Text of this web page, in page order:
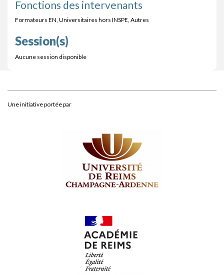
Fonctions des intervenants
Formateurs EN, Universitaires hors INSPE, Autres
Session(s)
Aucune session disponible
Une initiative portée par